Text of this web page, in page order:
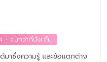
- จนกว่าที่นั่งเต็ม
มาซึ่งความรู้ และข้อแตกต่าง